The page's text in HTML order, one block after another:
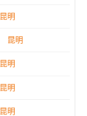
昆明
昆明
昆明
昆明
昆明